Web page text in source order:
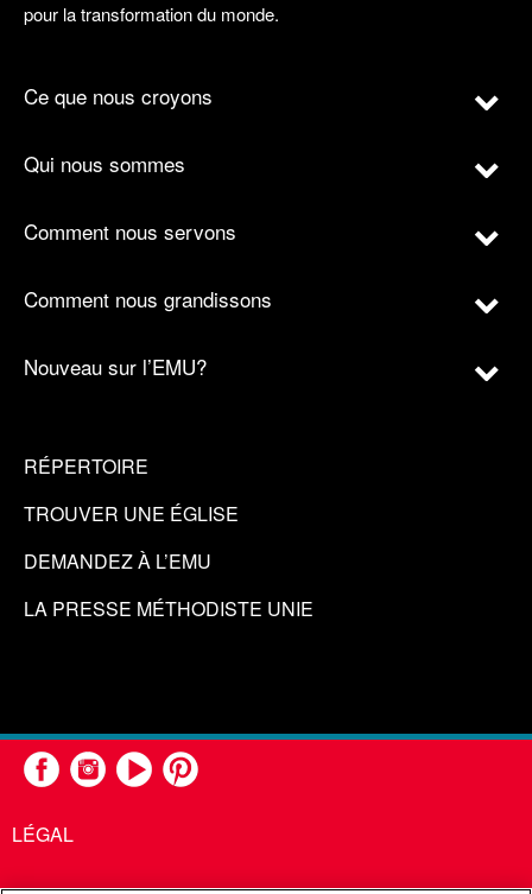
pour la transformation du monde.
Ce que nous croyons
Qui nous sommes
Comment nous servons
Comment nous grandissons
Nouveau sur l’EMU?
RÉPERTOIRE
TROUVER UNE ÉGLISE
DEMANDEZ À L’EMU
LA PRESSE MÉTHODISTE UNIE
LÉGAL